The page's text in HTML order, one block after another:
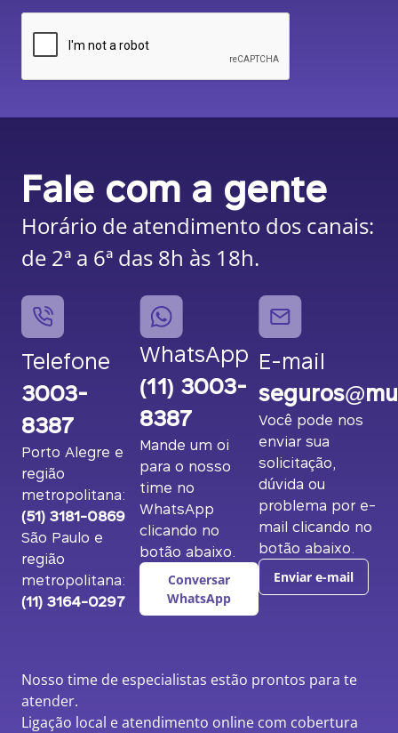
Fale com a gente
Horário de atendimento dos canais:
de 2ª a 6ª das 8h às 18h.
Telefone
3003-
8387
Porto Alegre e
região
metropolitana:
(51) 3181-0869
São Paulo e
região
metropolitana:
(11) 3164-0297
WhatsApp
(11) 3003-
8387
Mande um oi
para o nosso
time no
WhatsApp
clicando no
botão abaixo.
Conversar
WhatsApp
E-mail
Você pode nos
enviar sua
solicitação,
dúvida ou
problema por e-
mail clicando no
botão abaixo.
Enviar e-mail
Nosso time de especialistas estão prontos para te
atender.
Ligação local e atendimento online com cobertura